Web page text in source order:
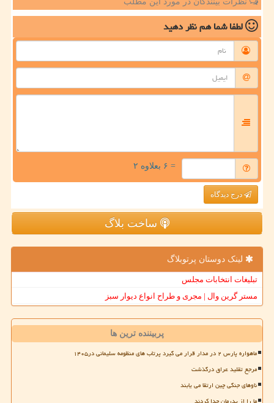
لطفا شما همنظر دهید
= ۶ بعلاوه ۲
درج دیدگاه
ساخت بلاگ
لینک دوستان پرتوبلاگ
تبلیغات انتخابات مجلس
مستر گرین وال | مجری و طراح انواع دیوار سبز
پربیننده ترین ها
ماهواره پارس ۲ در مدار قرار می گیرد پرتاب های منظومه سلیمانی در۱۴۰۵
مرجع تقلید عراق درگذشت
ناوهای جنگی چین ارتقا می یابند